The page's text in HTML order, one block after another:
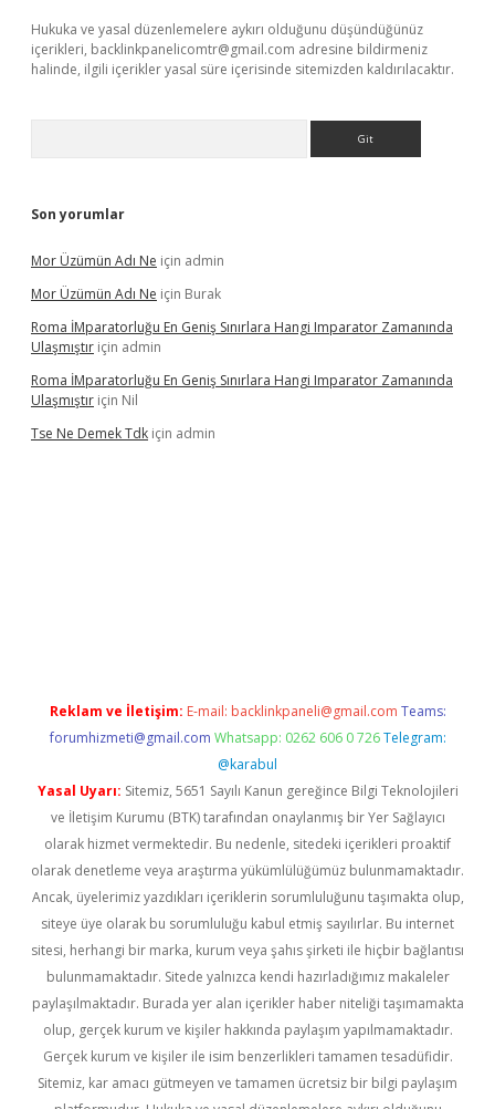
Hukuka ve yasal düzenlemelere aykırı olduğunu düşündüğünüz
içerikleri, backlinkpanelicomtr@gmail.com adresine bildirmeniz
halinde, ilgili içerikler yasal süre içerisinde sitemizden kaldırılacaktır.
Son yorumlar
Mor Üzümün Adı Ne için admin
Mor Üzümün Adı Ne için Burak
Roma İMparatorluğu En Geniş Sınırlara Hangi Imparator Zamanında
Ulaşmıştır için admin
Roma İMparatorluğu En Geniş Sınırlara Hangi Imparator Zamanında
Ulaşmıştır için Nil
Tse Ne Demek Tdk için admin
Reklam ve İletişim: E-mail: backlinkpaneli@gmail.com Teams:
forumhizmeti@gmail.com Whatsapp: 0262 606 0 726 Telegram:
@karabul
Yasal Uyarı: Sitemiz, 5651 Sayılı Kanun gereğince Bilgi Teknolojileri
ve İletişim Kurumu (BTK) tarafından onaylanmış bir Yer Sağlayıcı
olarak hizmet vermektedir. Bu nedenle, sitedeki içerikleri proaktif
olarak denetleme veya araştırma yükümlülüğümüz bulunmamaktadır.
Ancak, üyelerimiz yazdıkları içeriklerin sorumluluğunu taşımakta olup,
siteye üye olarak bu sorumluluğu kabul etmiş sayılırlar. Bu internet
sitesi, herhangi bir marka, kurum veya şahıs şirketi ile hiçbir bağlantısı
bulunmamaktadır. Sitede yalnızca kendi hazırladığımız makaleler
paylaşılmaktadır. Burada yer alan içerikler haber niteliği taşımamakta
olup, gerçek kurum ve kişiler hakkında paylaşım yapılmamaktadır.
Gerçek kurum ve kişiler ile isim benzerlikleri tamamen tesadüfidir.
Sitemiz, kar amacı gütmeyen ve tamamen ücretsiz bir bilgi paylaşım